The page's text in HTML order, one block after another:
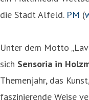
die Stadt Alfeld. PM (
Unter dem Motto
sich Sensoria in
Themenjahr, das
faszinierende Weise